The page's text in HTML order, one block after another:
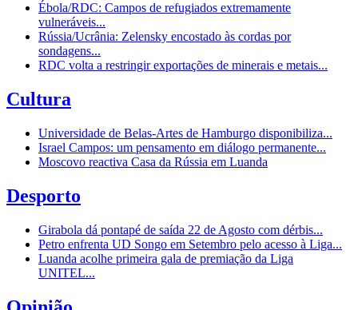
Ébola/RDC: Campos de refugiados extremamente
vulneráveis...
Rússia/Ucrânia: Zelensky encostado às cordas por
sondagens...
RDC volta a restringir exportações de minerais e metais...
Cultura
Universidade de Belas-Artes de Hamburgo disponibiliza...
Israel Campos: um pensamento em diálogo permanente...
Moscovo reactiva Casa da Rússia em Luanda
Desporto
Girabola dá pontapé de saída 22 de Agosto com dérbis...
Petro enfrenta UD Songo em Setembro pelo acesso à Liga...
Luanda acolhe primeira gala de premiação da Liga
UNITEL...